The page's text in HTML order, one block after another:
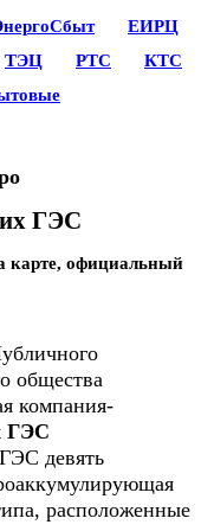
ЕИРЦ
ТЭЦ РТС
КТС
ГЭС
карте, официальный
общества
компания-
ГЭС
девять
расположенные